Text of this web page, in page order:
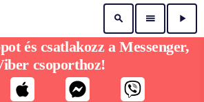
search menu play_arrow
és csatlakozz a Messenger,
csoporthoz!